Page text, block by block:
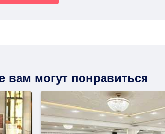
вам могут понравиться